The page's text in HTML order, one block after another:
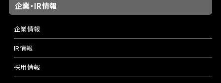
企業・IR情報
企業情報
IR情報
採用情報